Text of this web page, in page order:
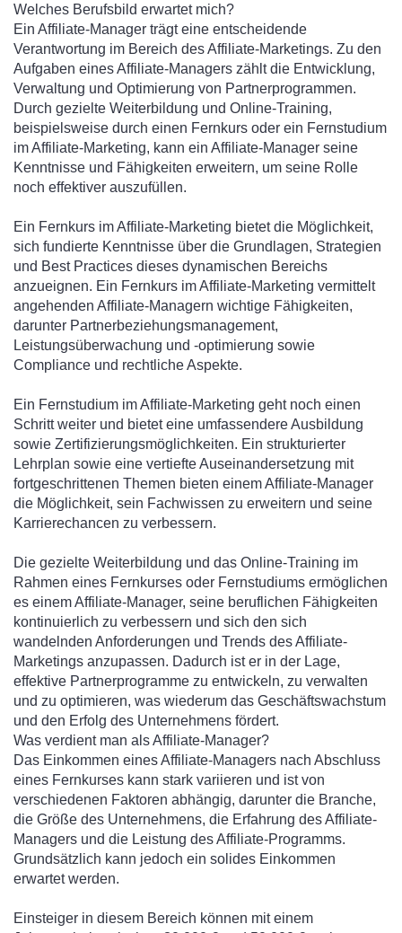
Welches Berufsbild erwartet mich?
Ein Affiliate-Manager trägt eine entscheidende
Verantwortung im Bereich des Affiliate-Marketings. Zu den
Aufgaben eines Affiliate-Managers zählt die Entwicklung,
Verwaltung und Optimierung von Partnerprogrammen.
Durch gezielte Weiterbildung und Online-Training,
beispielsweise durch einen Fernkurs oder ein Fernstudium
im Affiliate-Marketing, kann ein Affiliate-Manager seine
Kenntnisse und Fähigkeiten erweitern, um seine Rolle
noch effektiver auszufüllen.
Ein Fernkurs im Affiliate-Marketing bietet die Möglichkeit,
sich fundierte Kenntnisse über die Grundlagen, Strategien
und Best Practices dieses dynamischen Bereichs
anzueignen. Ein Fernkurs im Affiliate-Marketing vermittelt
angehenden Affiliate-Managern wichtige Fähigkeiten,
darunter Partnerbeziehungsmanagement,
Leistungsüberwachung und -optimierung sowie
Compliance und rechtliche Aspekte.
Ein Fernstudium im Affiliate-Marketing geht noch einen
Schritt weiter und bietet eine umfassendere Ausbildung
sowie Zertifizierungsmöglichkeiten. Ein strukturierter
Lehrplan sowie eine vertiefte Auseinandersetzung mit
fortgeschrittenen Themen bieten einem Affiliate-Manager
die Möglichkeit, sein Fachwissen zu erweitern und seine
Karrierechancen zu verbessern.
Die gezielte Weiterbildung und das Online-Training im
Rahmen eines Fernkurses oder Fernstudiums ermöglichen
es einem Affiliate-Manager, seine beruflichen Fähigkeiten
kontinuierlich zu verbessern und sich den sich
wandelnden Anforderungen und Trends des Affiliate-
Marketings anzupassen. Dadurch ist er in der Lage,
effektive Partnerprogramme zu entwickeln, zu verwalten
und zu optimieren, was wiederum das Geschäftswachstum
und den Erfolg des Unternehmens fördert.
Was verdient man als Affiliate-Manager?
Das Einkommen eines Affiliate-Managers nach Abschluss
eines Fernkurses kann stark variieren und ist von
verschiedenen Faktoren abhängig, darunter die Branche,
die Größe des Unternehmens, die Erfahrung des Affiliate-
Managers und die Leistung des Affiliate-Programms.
Grundsätzlich kann jedoch ein solides Einkommen
erwartet werden.
Einsteiger in diesem Bereich können mit einem